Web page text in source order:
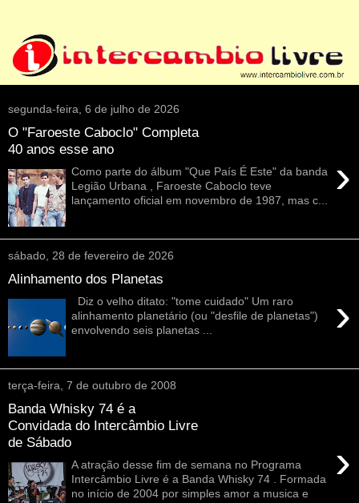
segunda-feira, 6 de julho de 2026
O "Faroeste Caboclo" Completa
40 anos esse ano
›
Como parte do álbum "Que País É Este" da banda
Legião Urbana , Faroeste Caboclo teve
lançamento oficial em novembro de 1987, mas c...
sábado, 28 de fevereiro de 2026
Alinhamento dos Planetas
›
Diz o velho ditato: "tome cuidado" Um raro
alinhamento planetário (ou "desfile de planetas")
envolvendo seis planetas ...
terça-feira, 7 de outubro de 2008
Banda Whisky 74 é a
Convidada do Intercâmbio Livre
de Sábado
›
A atração desse fim de semana no Programa
Intercâmbio Livre é a Banda Whisky 74 . Formada
no início de 2004 por simples amor a musica e